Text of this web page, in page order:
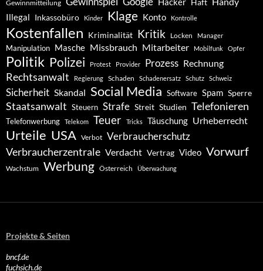
Gewinnmitteilung Haft
Illegal Inkassobüro Kinder Klage Konto Kontrolle
Kostenfallen Kriminalität Kritik Locken Manager
Manipulation Masche Missbrauch Mitarbeiter Mobilfunk Opfer
Politik Polizei Protest Provider Prozess Rechnung
Rechtsanwalt Regierung Schaden Schadenersatz Schutz Schweiz
Sicherheit Skandal Social Media Software Spam Sperre
Staatsanwalt Steuern Strafe Streit Studien Telefonieren
Telefonwerbung Telekom Teuer Tricks Täuschung Urheberrecht
Urteile USA Verbot Verbraucherschutz
Verbraucherzentrale Verdacht Vertrag Video Vorwurf
Wachstum Werbung Österreich Überwachung
Projekte & Seiten
bncf.de
fuchsich.de